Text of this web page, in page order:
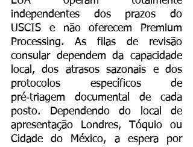
independentes dos prazos do
USCIS e não oferecem Premium
Processing. As filas de revisão
consular dependem da capacidade
local, dos atrasos sazonais e dos
protocolos específicos de
pré‑triagem documental de cada
posto. Dependendo do local de
apresentação Londres, Tóquio ou
Cidade do México, a espera por